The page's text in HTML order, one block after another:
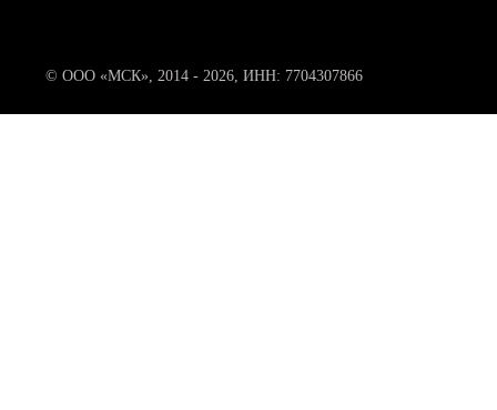
© ООО «МСК», 2014 - 2026, ИНН: 7704307866